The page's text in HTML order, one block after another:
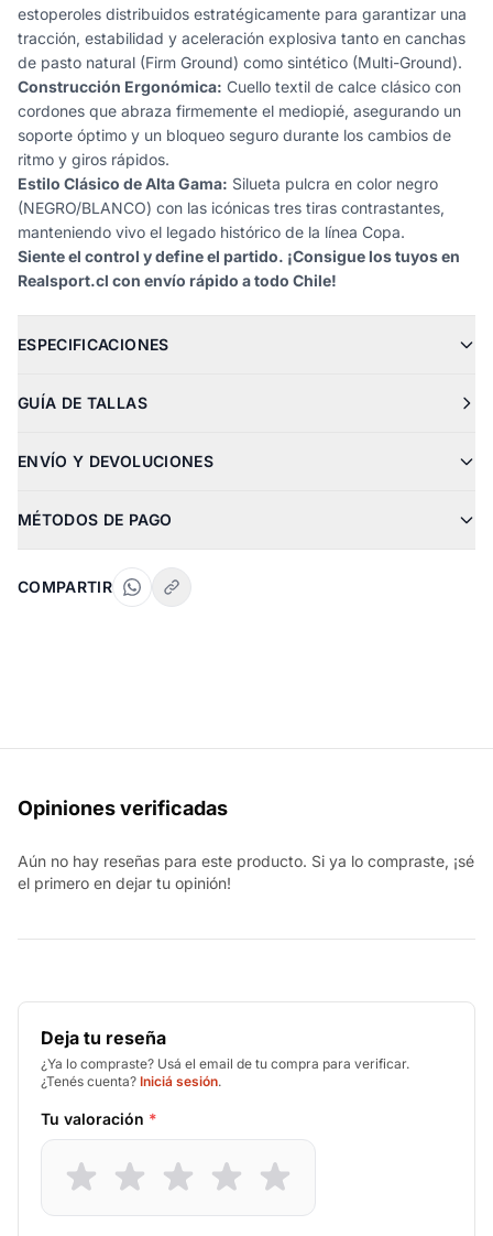
estoperoles distribuidos estratégicamente para garantizar una
tracción, estabilidad y aceleración explosiva tanto en canchas
de pasto natural (Firm Ground) como sintético (Multi-Ground).
Construcción Ergonómica: Cuello textil de calce clásico con
cordones que abraza firmemente el mediopié, asegurando un
soporte óptimo y un bloqueo seguro durante los cambios de
ritmo y giros rápidos.
Estilo Clásico de Alta Gama: Silueta pulcra en color negro
(NEGRO/BLANCO) con las icónicas tres tiras contrastantes,
manteniendo vivo el legado histórico de la línea Copa.
Siente el control y define el partido. ¡Consigue los tuyos en
Realsport.cl con envío rápido a todo Chile!
ESPECIFICACIONES
GUÍA DE TALLAS
ENVÍO Y DEVOLUCIONES
MÉTODOS DE PAGO
COMPARTIR
Opiniones verificadas
Aún no hay reseñas para este producto. Si ya lo compraste, ¡sé
el primero en dejar tu opinión!
Deja tu reseña
¿Ya lo compraste? Usá el email de tu compra para verificar.
¿Tenés cuenta? Iniciá sesión.
Tu valoración *